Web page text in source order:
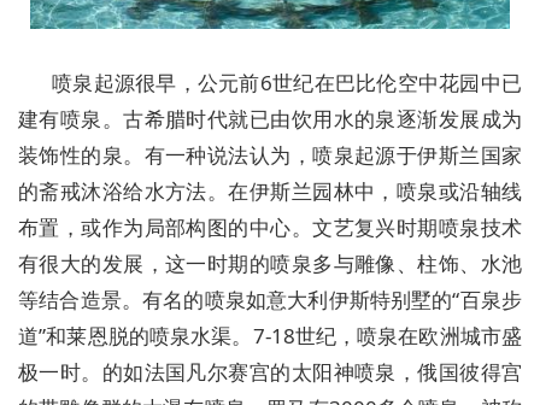
喷泉起源很早，公元前6世纪在巴比伦空中花园中已
建有喷泉。古希腊时代就已由饮用水的泉逐渐发展成为
装饰性的泉。有一种说法认为，喷泉起源于伊斯兰国家
的斋戒沐浴给水方法。在伊斯兰园林中，喷泉或沿轴线
布置，或作为局部构图的中心。文艺复兴时期喷泉技术
有很大的发展，这一时期的喷泉多与雕像、柱饰、水池
等结合造景。有名的喷泉如意大利伊斯特别墅的“百泉步
道”和莱恩脱的喷泉水渠。7-18世纪，喷泉在欧洲城市盛
极一时。的如法国凡尔赛宫的太阳神喷泉，俄国彼得宫